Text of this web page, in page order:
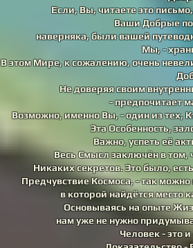
Если, Вы, читаете это
Ваши Добрые
наверняка, были вашей
Мы, -
В этом Мире, к сожалению, очень
Не доверяя своим
- предпочитает
Возможно, именно Вы, - один из тех,
Эта Особенность,
Важно, успеть её
Весь Смысл заключён в том,
Никаких секретов. Это было,
Предчувствие Космоса, - так
в которой найдётся место
Основываясь на опыте
нам уже не нужно
Человек - это